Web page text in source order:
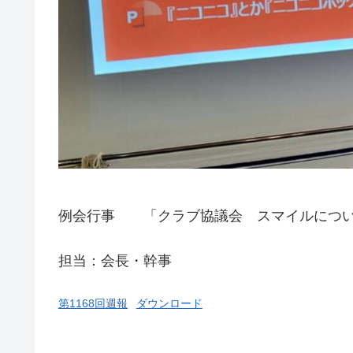
例会行事 「クラブ協議会 スマイルにつ
担当：会長・幹事
第1168回週報 ダウンロード